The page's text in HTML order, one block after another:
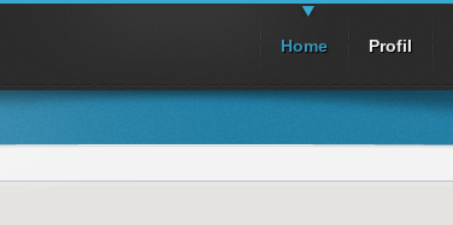
Home Profil